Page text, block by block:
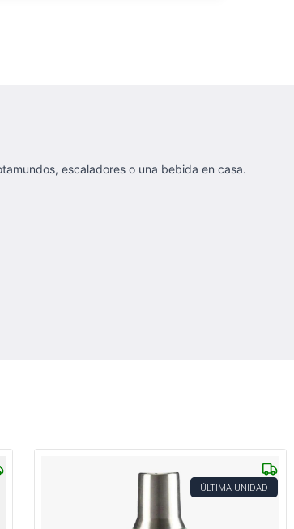
escaladores o una bebida en casa.
ÚLTIMA UNIDAD